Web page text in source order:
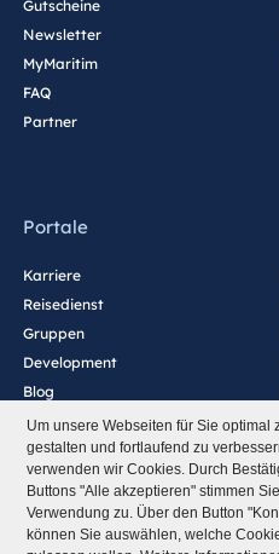
Um unsere Webseiten für Sie optimal
gestalten und fortlaufend zu
verwenden wir Cookies. Durch
Buttons "Alle akzeptieren" stimmen
Verwendung zu. Über den Button
können Sie auswählen, welche
Gutscheine
Newsletter
MyMaritim
FAQ
Partner
Portale
Karriere
Reisedienst
Gruppen
Development
Blog